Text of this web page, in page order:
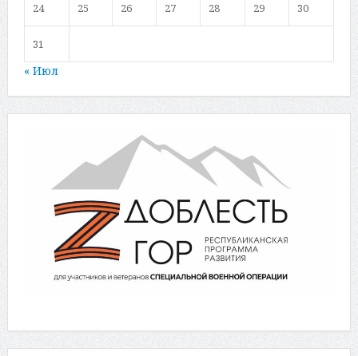
24 25 26 27 28 29 30
31
« Июл